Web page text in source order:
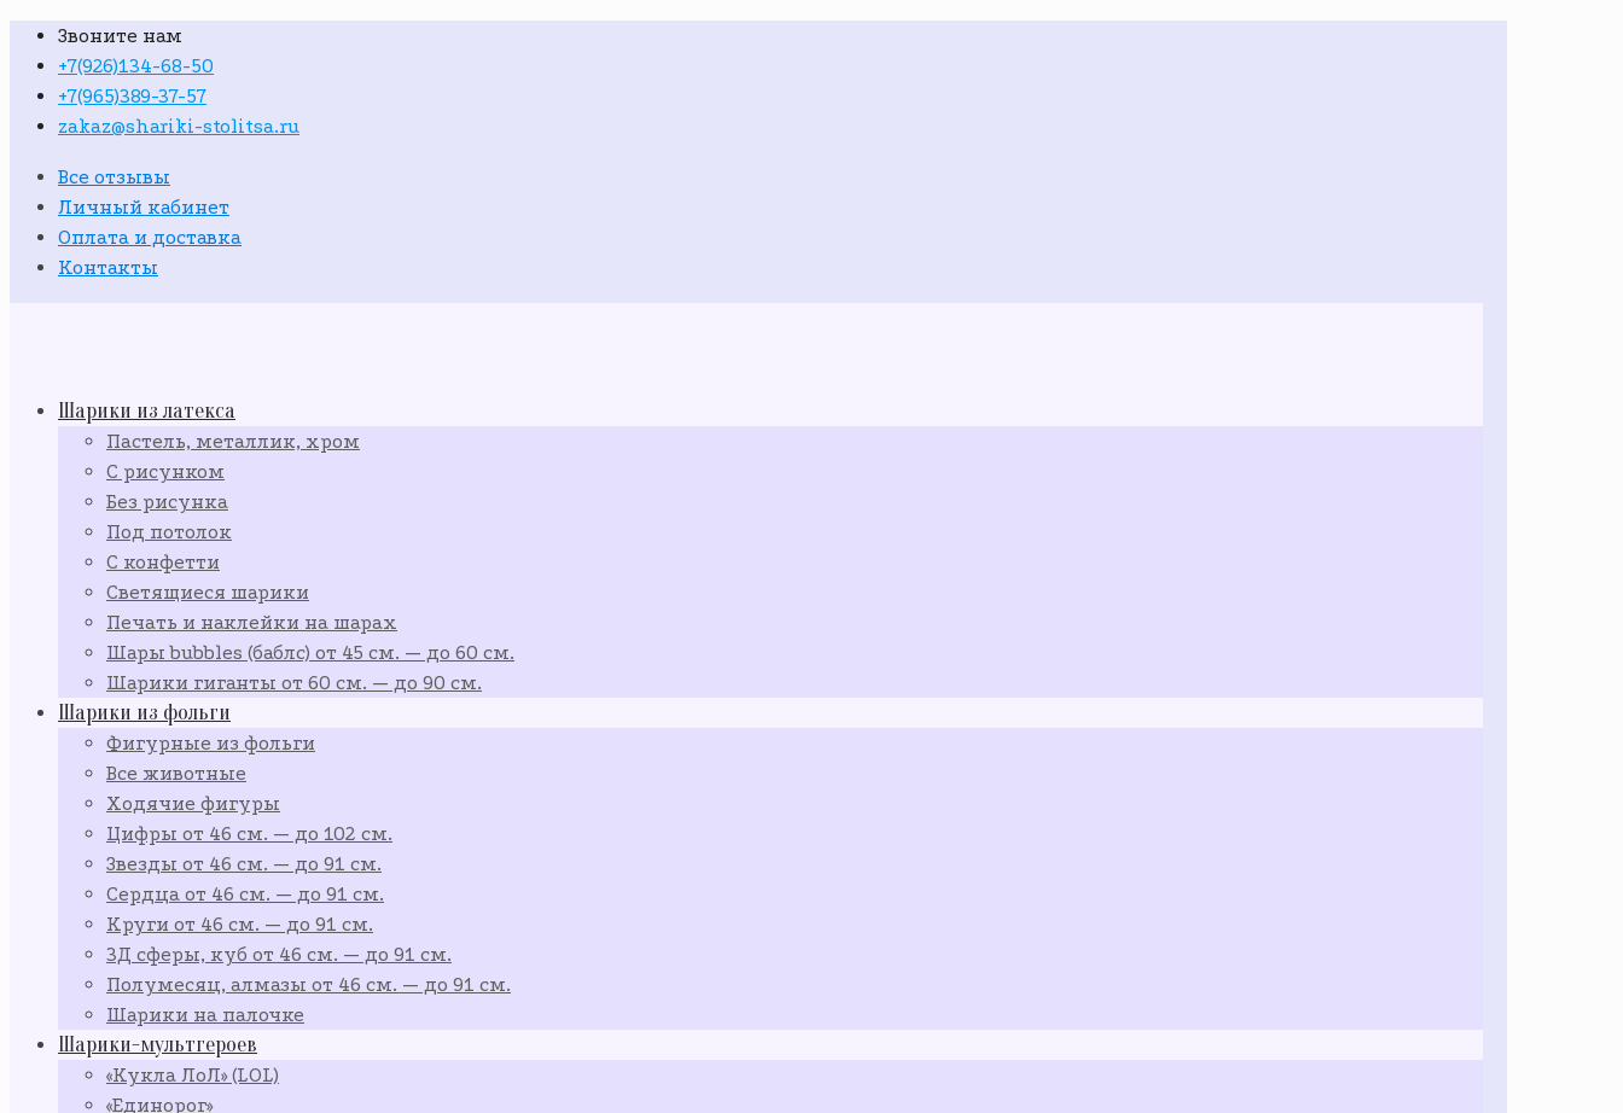
Звоните нам
+7(926)134-68-50
+7(965)389-37-57
zakaz@shariki-stolitsa.ru
Все отзывы
Личный кабинет
Оплата и доставка
Контакты
Шарики из латекса
Пастель, металлик, хром
С рисунком
Без рисунка
Под потолок
С конфетти
Светящиеся шарики
Печать и наклейки на шарах
Шары bubbles (баблс) от 45 см. — до 60 см.
Шарики гиганты от 60 см. — до 90 см.
Шарики из фольги
Фигурные из фольги
Все животные
Ходячие фигуры
Цифры от 46 см. — до 102 см.
Звезды от 46 см. — до 91 см.
Сердца от 46 см. — до 91 см.
Круги от 46 см. — до 91 см.
3Д сферы, куб от 46 см. — до 91 см.
Полумесяц, алмазы от 46 см. — до 91 см.
Шарики на палочке
Шарики-мультгероев
«Кукла ЛоЛ» (LOL)
«Единорог»